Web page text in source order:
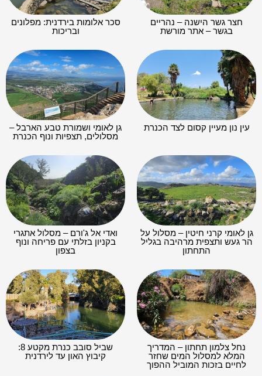
חצר גשר הישנה – נהריים
בגשר – אתר מורשת
סכר אלומות בירדנית: מפלונים
ובריכות
עין נון מעיין קסום לצד הכנרת
גן לאומי ושמורת טבע הארבל –
מסלולים, תצפיות ונוף הכנרת
גן לאומי קרני חיטין – מסלול על
הר געש ותצפית מרהיבה בגליל
התחתון
ואדי אל ג'ורם – מסלול אתגרי
בקניון בזלתי עם פריחה ונוף
בצפון
נחל צלמון תחתון – המדריך
המלא למסלול המים שחזר
לחיים בזכות המוביל ההפוך
שביל סובב כנרת מקטע 8:
קיבוץ האון עד לירדנית